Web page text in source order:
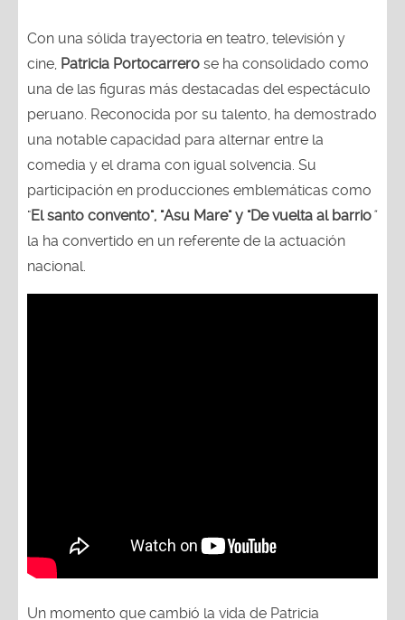
Con una sólida trayectoria en teatro, televisión y
cine, Patricia Portocarrero se ha consolidado como
una de las figuras más destacadas del espectáculo
peruano. Reconocida por su talento, ha demostrado
una notable capacidad para alternar entre la
comedia y el drama con igual solvencia. Su
participación en producciones emblemáticas como
"El santo convento", "Asu Mare" y "De vuelta al barrio"
la ha convertido en un referente de la actuación
nacional.
Un momento que cambió la vida de Patricia